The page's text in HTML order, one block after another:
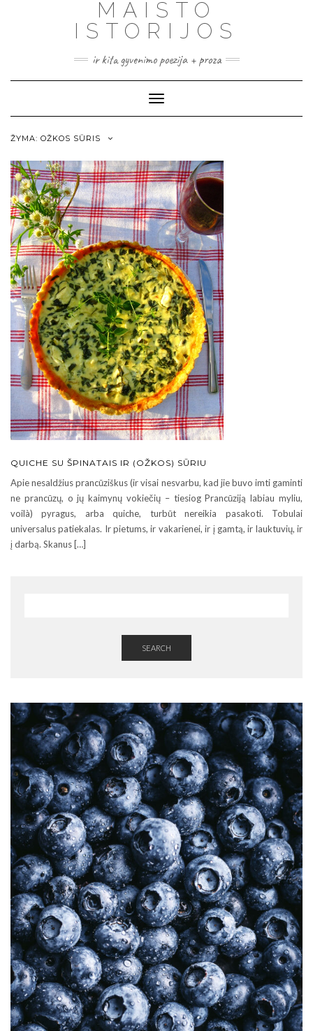
MAISTO
ISTORIJOS
ir kita gyvenimo poezija + proza
Toggle
Navigation
ŽYMA: OŽKOS SŪRIS
QUICHE SU ŠPINATAIS IR (OŽKOS) SŪRIU
Apie nesaldžius prancūziškus (ir visai nesvarbu, kad jie buvo imti gaminti
ne prancūzų, o jų kaimynų vokiečių – tiesiog Prancūziją labiau myliu,
voilà) pyragus, arba quiche, turbūt nereikia pasakoti. Tobulai
universalus patiekalas. Ir pietums, ir vakarienei, ir į gamtą, ir lauktuvių, ir
į darbą. Skanus […]
SEARCH